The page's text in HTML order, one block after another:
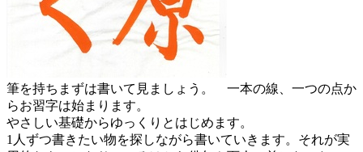
筆を持ちまずは書いて見ましょう。 一本の線、一つの点か
らお習字は始まります。
やさしい基礎からゆっくりとはじめます。
1人ずつ書きたい物を探しながら書いていきます。それが実